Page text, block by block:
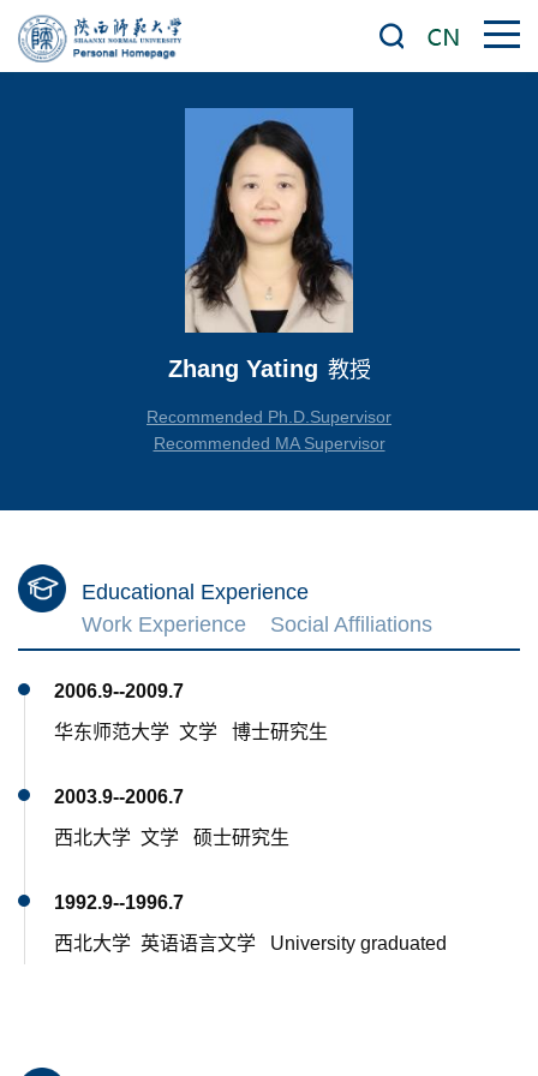
Zhang Yating 教授
Recommended Ph.D.Supervisor
Recommended MA Supervisor
Educational Experience
Work Experience
Social Affiliations
2006.9--2009.7
华东师范大学 文学 博士研究生
2003.9--2006.7
西北大学 文学 硕士研究生
1992.9--1996.7
西北大学 英语语言文学 University graduated